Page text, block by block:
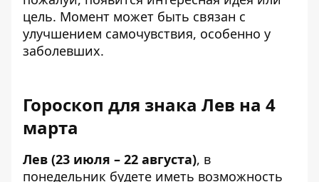
цель. Момент может быть связан с
улучшением самочувствия, особенно у
заболевших.
Гороскоп для знака Лев на 4
марта
Лев (23 июля – 22 августа), в
понедельник будете иметь возможность